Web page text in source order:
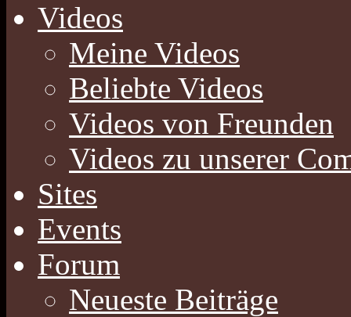
Videos
Meine Videos
Beliebte Videos
Videos von Freunden
Videos zu unserer
Sites
Events
Forum
Neueste Beiträge